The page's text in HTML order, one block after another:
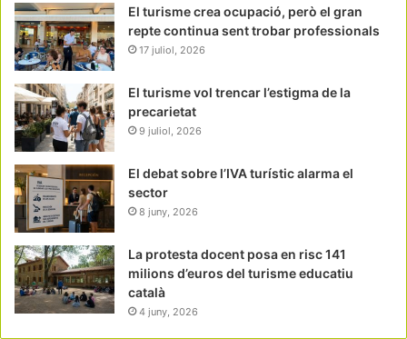
El turisme crea ocupació, però el gran
repte continua sent trobar professionals
17 juliol, 2026
El turisme vol trencar l’estigma de la
precarietat
9 juliol, 2026
El debat sobre l’IVA turístic alarma el
sector
8 juny, 2026
La protesta docent posa en risc 141
milions d’euros del turisme educatiu
català
4 juny, 2026